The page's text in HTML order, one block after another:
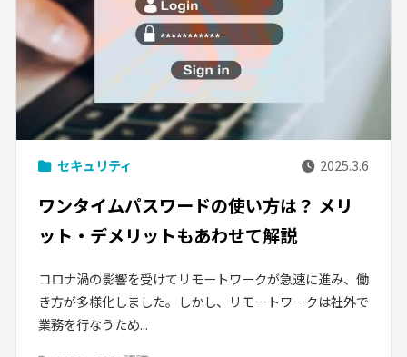
セキュリティ 2025.3.6
ワンタイムパスワードの使い方は？ メリ
ット・デメリットもあわせて解説
コロナ渦の影響を受けてリモートワークが急速に進み、働
き方が多様化しました。しかし、リモートワークは社外で
業務を行なうため...